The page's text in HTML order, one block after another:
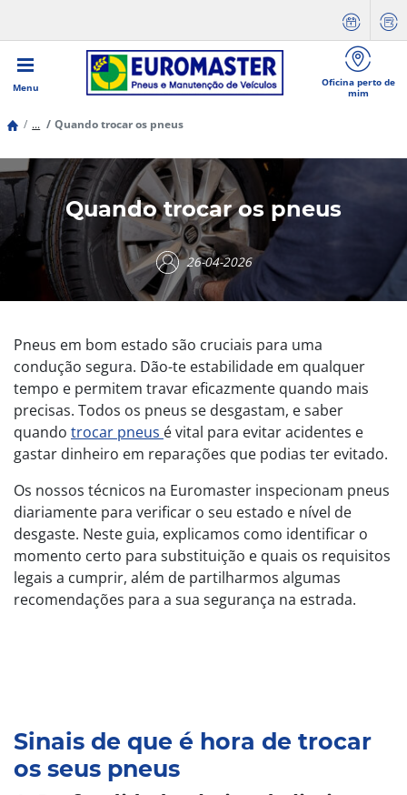
Menu
Oficina perto de
mim
... Quando trocar os pneus
Quando trocar os pneus
26-04-2026
Pneus em bom estado são cruciais para uma
condução segura. Dão-te estabilidade em qualquer
tempo e permitem travar eficazmente quando mais
precisas. Todos os pneus se desgastam, e saber
quando trocar pneus é vital para evitar acidentes e
gastar dinheiro em reparações que podias ter evitado.
Os nossos técnicos na Euromaster inspecionam pneus
diariamente para verificar o seu estado e nível de
desgaste. Neste guia, explicamos como identificar o
momento certo para substituição e quais os requisitos
legais a cumprir, além de partilharmos algumas
recomendações para a sua segurança na estrada.
Sinais de que é hora de trocar
os seus pneus